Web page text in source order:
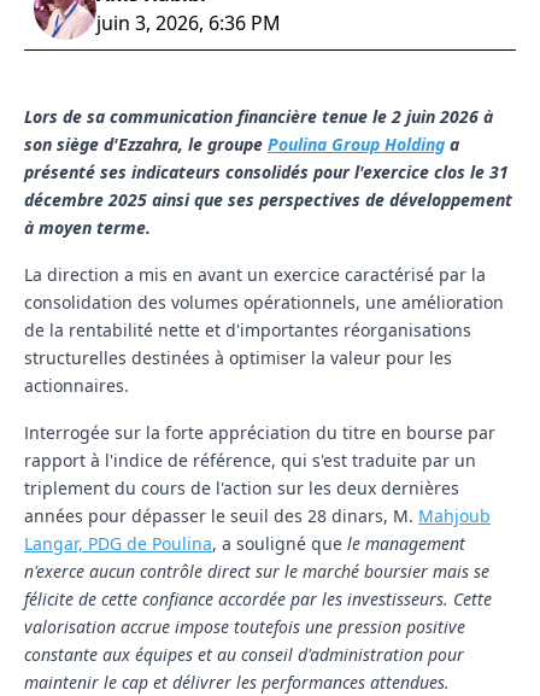
juin 3, 2026, 6:36 PM
Lors de sa communication financière tenue le 2 juin 2026 à
son siège d'Ezzahra, le groupe Poulina Group Holding a
présenté ses indicateurs consolidés pour l'exercice clos le 31
décembre 2025 ainsi que ses perspectives de développement
à moyen terme.
La direction a mis en avant un exercice caractérisé par la
consolidation des volumes opérationnels, une amélioration
de la rentabilité nette et d'importantes réorganisations
structurelles destinées à optimiser la valeur pour les
actionnaires.
Interrogée sur la forte appréciation du titre en bourse par
rapport à l'indice de référence, qui s'est traduite par un
triplement du cours de l'action sur les deux dernières
années pour dépasser le seuil des 28 dinars, M. Mahjoub
Langar, PDG de Poulina, a souligné que le management
n'exerce aucun contrôle direct sur le marché boursier mais se
félicite de cette confiance accordée par les investisseurs. Cette
valorisation accrue impose toutefois une pression positive
constante aux équipes et au conseil d'administration pour
maintenir le cap et délivrer les performances attendues.